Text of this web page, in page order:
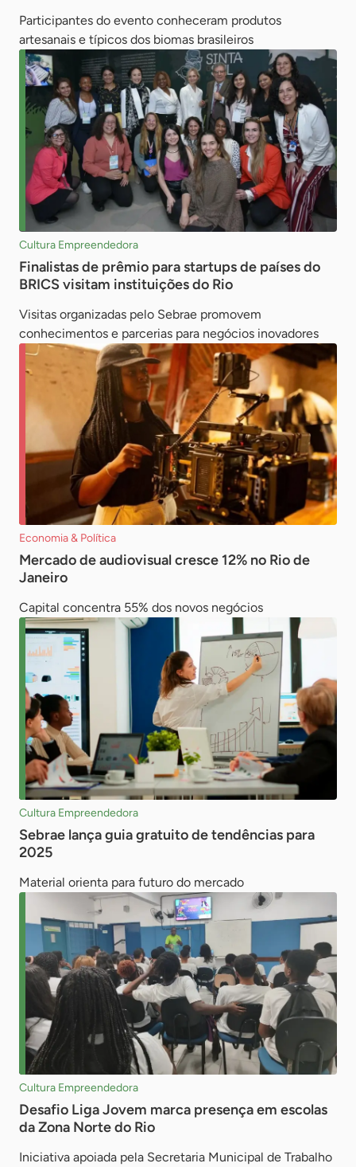
Participantes do evento conheceram produtos
artesanais e típicos dos biomas brasileiros
Cultura Empreendedora
Finalistas de prêmio para startups de países do
BRICS visitam instituições do Rio
Visitas organizadas pelo Sebrae promovem
conhecimentos e parcerias para negócios inovadores
Economia & Política
Mercado de audiovisual cresce 12% no Rio de
Janeiro
Capital concentra 55% dos novos negócios
Cultura Empreendedora
Sebrae lança guia gratuito de tendências para
2025
Material orienta para futuro do mercado
Cultura Empreendedora
Desafio Liga Jovem marca presença em escolas
da Zona Norte do Rio
Iniciativa apoiada pela Secretaria Municipal de Trabalho